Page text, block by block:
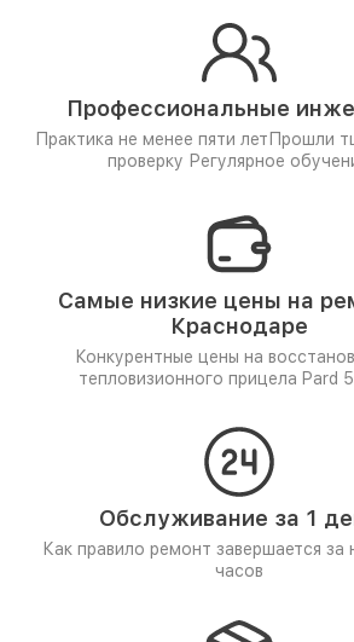
Профессиональные
Практика не менее пяти лет Прошли
проверку Регулярное
Самые низкие цены на
Краснодаре
Конкурентные цены на
тепловизионного прицела Pard
Обслуживание за 1
Как правило ремонт завершается за
часов